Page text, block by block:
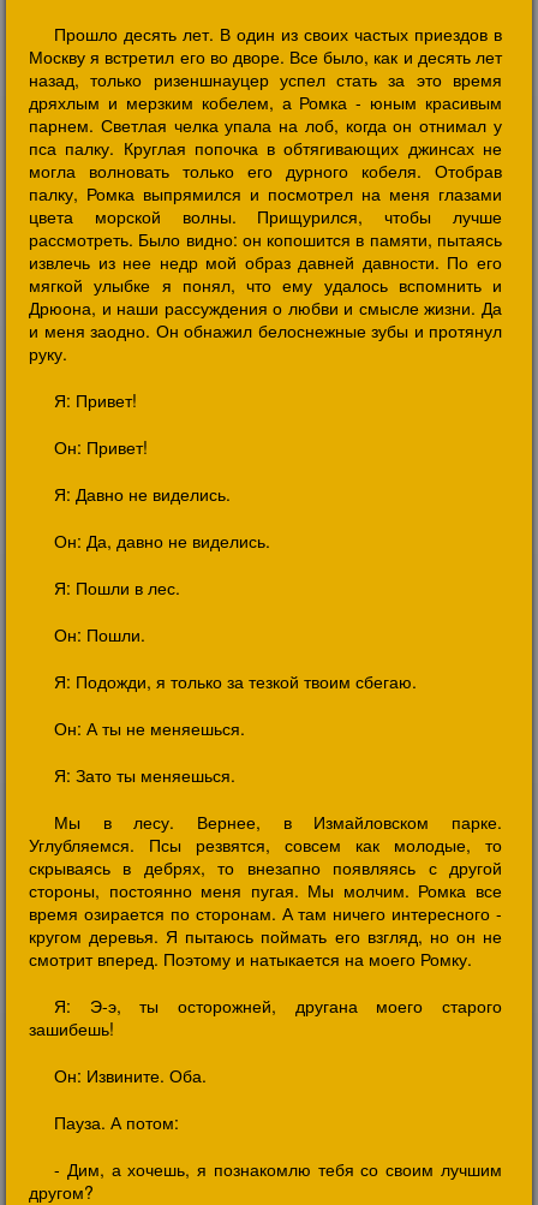
Прошло десять лет. В один из своих частых приездов в
Москву я встретил его во дворе. Все было, как и десять лет
назад, только ризеншнауцер успел стать за это время
дряхлым и мерзким кобелем, а Ромка - юным красивым
парнем. Светлая челка упала на лоб, когда он отнимал у
пса палку. Круглая попочка в обтягивающих джинсах не
могла волновать только его дурного кобеля. Отобрав
палку, Ромка выпрямился и посмотрел на меня глазами
цвета морской волны. Прищурился, чтобы лучше
рассмотреть. Было видно: он копошится в памяти, пытаясь
извлечь из нее недр мой образ давней давности. По его
мягкой улыбке я понял, что ему удалось вспомнить и
Дрюона, и наши рассуждения о любви и смысле жизни. Да
и меня заодно. Он обнажил белоснежные зубы и протянул
руку.
Я: Привет!
Он: Привет!
Я: Давно не виделись.
Он: Да, давно не виделись.
Я: Пошли в лес.
Он: Пошли.
Я: Подожди, я только за тезкой твоим сбегаю.
Он: А ты не меняешься.
Я: Зато ты меняешься.
Мы в лесу. Вернее, в Измайловском парке.
Углубляемся. Псы резвятся, совсем как молодые, то
скрываясь в дебрях, то внезапно появляясь с другой
стороны, постоянно меня пугая. Мы молчим. Ромка все
время озирается по сторонам. А там ничего интересного -
кругом деревья. Я пытаюсь поймать его взгляд, но он не
смотрит вперед. Поэтому и натыкается на моего Ромку.
Я: Э-э, ты осторожней, другана моего старого
зашибешь!
Он: Извините. Оба.
Пауза. А потом:
- Дим, а хочешь, я познакомлю тебя со своим лучшим
другом?